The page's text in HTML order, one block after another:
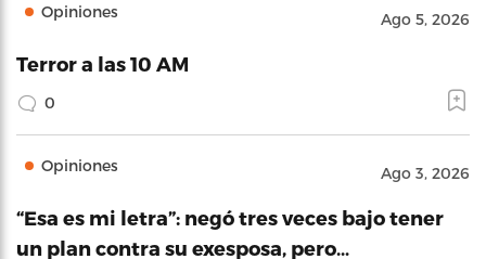
Opiniones Ago 5, 2026
Terror a las 10 AM
0
Opiniones Ago 3, 2026
“Esa es mi letra”: negó tres veces bajo tener
un plan contra su exesposa, pero…